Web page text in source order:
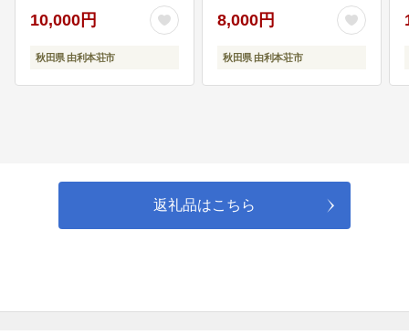
08
(8) 市民が取り組む魅力あふれる
事業
(9) その他市長が適当と認める事
業
精米 秋田県 東北 お米
ひとめぼれ 小袋 小分け
直前精米 おいしい米 お
10,000円
秋田県 由利本荘市
8,000円
秋田県 由利本荘市
返礼品はこちら